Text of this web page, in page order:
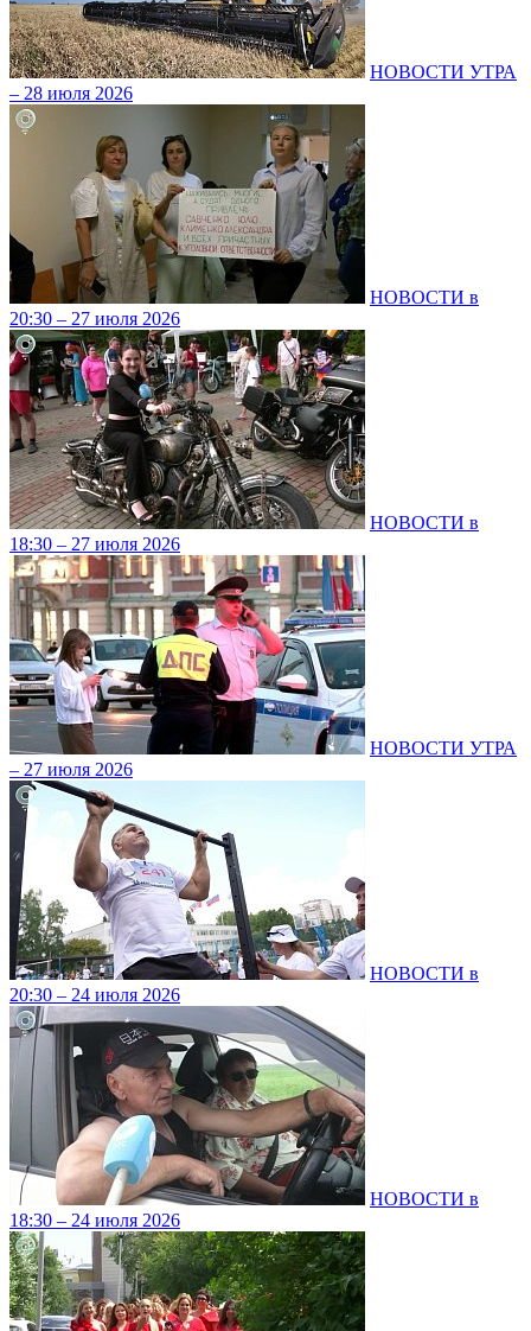
НОВОСТИ УТРА
– 28 июля 2026
НОВОСТИ в
20:30 – 27 июля 2026
НОВОСТИ в
18:30 – 27 июля 2026
НОВОСТИ УТРА
– 27 июля 2026
НОВОСТИ в
20:30 – 24 июля 2026
НОВОСТИ в
18:30 – 24 июля 2026